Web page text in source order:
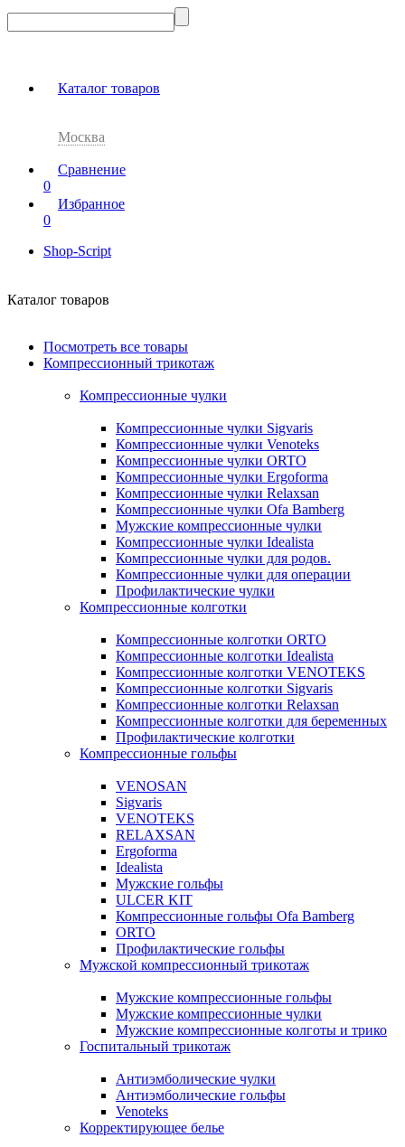
Каталог товаров
Москва
Сравнение
0
Избранное
0
Shop-Script
Каталог товаров
Посмотреть все товары
Компрессионный трикотаж
Компрессионные чулки
Компрессионные чулки Sigvaris
Компрессионные чулки Venoteks
Компрессионные чулки ORTO
Компрессионные чулки Ergoforma
Компрессионные чулки Relaxsan
Компрессионные чулки Ofa Bamberg
Мужские компрессионные чулки
Компрессионные чулки Idealista
Компрессионные чулки для родов.
Компрессионные чулки для операции
Профилактические чулки
Компрессионные колготки
Компрессионные колготки ORTO
Компрессионные колготки Idealista
Компрессионные колготки VENOTEKS
Компрессионные колготки Sigvaris
Компрессионные колготки Relaxsan
Компрессионные колготки для беременных
Профилактические колготки
Компрессионные гольфы
VENOSAN
Sigvaris
VENOTEKS
RELAXSAN
Ergoforma
Idealista
Мужские гольфы
ULCER KIT
Компрессионные гольфы Ofa Bamberg
ORTO
Профилактические гольфы
Мужской компрессионный трикотаж
Мужские компрессионные гольфы
Мужские компрессионные чулки
Мужские компрессионные колготы и трико
Госпитальный трикотаж
Антиэмболические чулки
Антиэмболические гольфы
Venoteks
Корректирующее белье